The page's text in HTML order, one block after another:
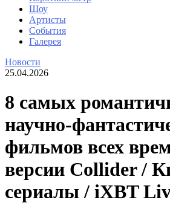
Шоу
Артисты
События
Галерея
Новости
25.04.2026
8 самых
научно-
фильмов всех
версии Collider /
сериалы / iXBT